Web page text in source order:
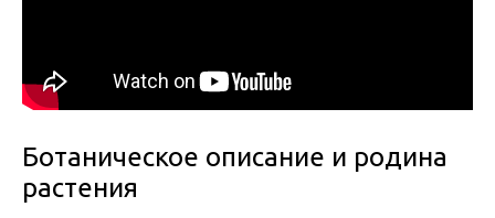
Ботаническое описание и родина
растения